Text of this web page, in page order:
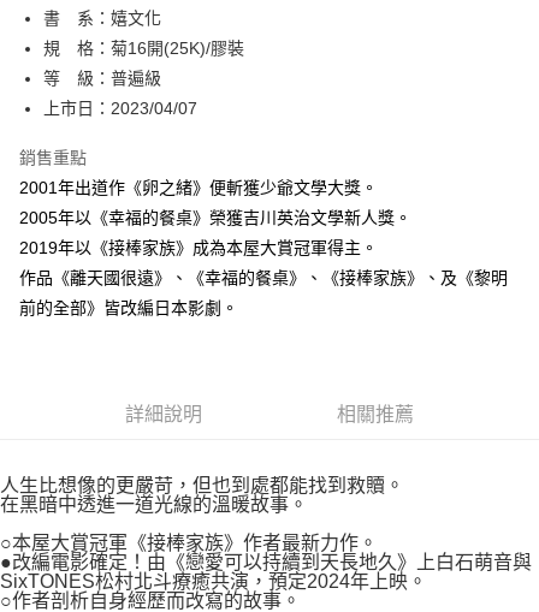
３．安心：先確認商品／服務後，再付款。
【「AFTEE先享後付」結帳流程】
１．於結帳方式選擇「AFTEE先享後付」後，將跳轉至「AFTEE先享後付」
結帳頁面，進行簡訊認證並確認金額後，即可完成結帳。
２．訂單成立數日內，您將收到繳費通知簡訊。
ATM／網路銀行／等多元方式進行付款，方視為交易完成。
※ 請注意：結帳手續完成當下不需立刻繳費，但若您需要取消訂單，請聯絡
購買商品的店家。未經商家同意取消之訂單仍視為有效，需透過AFTEE先享
後付繳納相關費用。
※ 交易是否成功請以「AFTEE先享後付 」之結帳頁面顯示為準，若有關於
是否繳費成功／繳費後需取消欲退款等相關疑問，請聯繫「AFTEE先享後付
權轉讓予恩沛科技股份有限公司。
２．關於個人資料處理事宜，請瀏覽以下網址：
「AFTEE先享後付」，若未經同意申辦者引起之損失，本公司不負相關責
任。
４．使用「AFTEE先享後付」時，將依據個別帳號之用戶狀況，依本公司即
時審查核予不同之上限額度；若仍有額度不足之情形，本公司將視審查結果
請求用戶進行身份認證。
５．嚴禁一人註冊多個帳號或使用他人資訊註冊。若發現惡意使用之情形，
全家取貨付款
每筆NT$80，滿NT$500(含以上)免運費
付款後全家取貨
每筆NT$80，滿NT$500(含以上)免運費
付款後萊爾富取貨
每筆NT$80，滿NT$500(含以上)免運費
付款後7-11取貨
宅配
每筆NT$100，滿NT$800(含以上)免運費
國家/地區配送 查看運費
書 系：嬉文化
規 格：菊16開(25K)/膠裝
等 級：普遍級
上市日：2023/04/07
銷售重點
2001年出道作《卵之緒》便斬獲少爺文學大獎。
2005年以《幸福的餐桌》榮獲吉川英治文學新人獎。
2019年以《接棒家族》成為本屋大賞冠軍得主。
作品《離天國很遠》、《幸福的餐桌》、《接棒家族》、及《黎明
前的全部》皆改編日本影劇。
詳細說明 相關推薦
人生比想像的更嚴苛，但也到處都能找到救贖。
在黑暗中透進一道光線的溫暖故事。
○本屋大賞冠軍《接棒家族》作者最新力作。
●改編電影確定！由《戀愛可以持續到天長地久》上白石萌音與
SixTONES松村北斗療癒共演，預定2024年上映。
○作者剖析自身經歷而改寫的故事。